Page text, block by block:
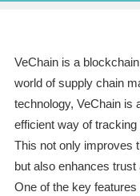
VeChain is a
world of supply chain
technology, VeChain is
efficient way of
This not only improves
but also enhances
One of the key